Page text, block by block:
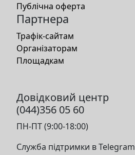
Публічна оферта
Партнера
Трафік-сайтам
Організаторам
Площадкам
Довідковий центр
(044)356 05 60
ПН-ПТ (9:00-18:00)
Служба підтримки в Telegram